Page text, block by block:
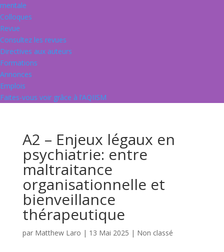
mentale
Colloques
Revue
Consultez les revues
Directives aux auteurs
Formations
Annonces
Emplois
Faites-vous voir grâce à l’AQIISM
A2 – Enjeux légaux en
psychiatrie: entre
maltraitance
organisationnelle et
bienveillance
thérapeutique
par Matthew Laro | 13 Mai 2025 | Non classé